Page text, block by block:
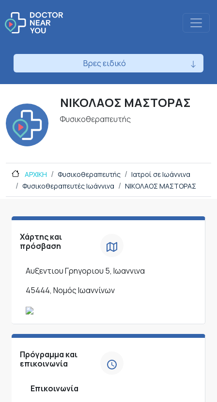
Βρες ειδικό
ΝΙΚΟΛΑΟΣ ΜΑΣΤΟΡΑΣ
Φυσικοθεραπευτής
ΑΡΧΙΚΗ Φυσικοθεραπευτής
Ιατροί σε Ιωάννινα
Φυσικοθεραπευτές Ιωάννινα
ΝΙΚΟΛΑΟΣ ΜΑΣΤΟΡΑΣ
Χάρτης και
πρόσβαση
Αυξεντιου Γρηγοριου 5, Ιωαννινα
45444, Νομός Ιωαννίνων
Πρόγραμμα και
επικοινωνία
Επικοινωνία